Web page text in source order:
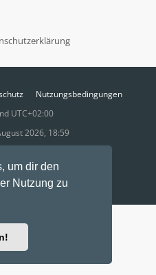
um dir den
Nutzung zu
Nutzungsbedingungen
UTC+02:00
2026, 18:59
byGramziu